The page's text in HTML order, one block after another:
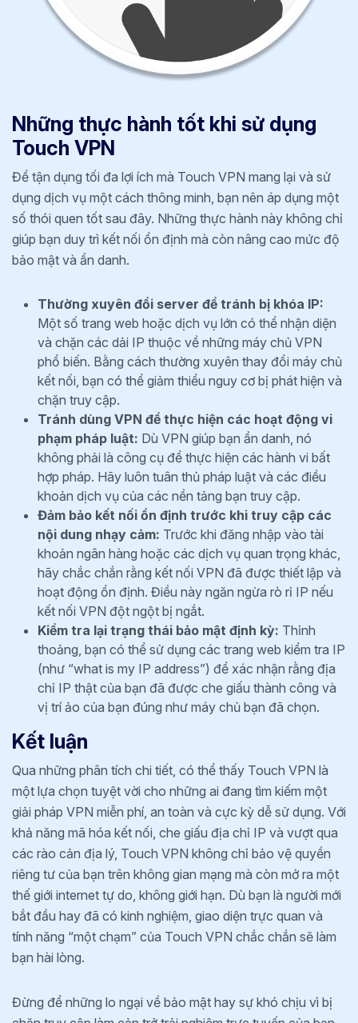
Những thực hành tốt khi sử dụng
Touch VPN
Để tận dụng tối đa lợi ích mà Touch VPN mang lại và sử
dụng dịch vụ một cách thông minh, bạn nên áp dụng một
số thói quen tốt sau đây. Những thực hành này không chỉ
giúp bạn duy trì kết nối ổn định mà còn nâng cao mức độ
bảo mật và ẩn danh.
Thường xuyên đổi server để tránh bị khóa IP:
Một số trang web hoặc dịch vụ lớn có thể nhận diện
và chặn các dải IP thuộc về những máy chủ VPN
phổ biến. Bằng cách thường xuyên thay đổi máy chủ
kết nối, bạn có thể giảm thiểu nguy cơ bị phát hiện và
chặn truy cập.
Tránh dùng VPN để thực hiện các hoạt động vi
phạm pháp luật: Dù VPN giúp bạn ẩn danh, nó
không phải là công cụ để thực hiện các hành vi bất
hợp pháp. Hãy luôn tuân thủ pháp luật và các điều
khoản dịch vụ của các nền tảng bạn truy cập.
Đảm bảo kết nối ổn định trước khi truy cập các
nội dung nhạy cảm: Trước khi đăng nhập vào tài
khoản ngân hàng hoặc các dịch vụ quan trọng khác,
hãy chắc chắn rằng kết nối VPN đã được thiết lập và
hoạt động ổn định. Điều này ngăn ngừa rò rỉ IP nếu
kết nối VPN đột ngột bị ngắt.
Kiểm tra lại trạng thái bảo mật định kỳ: Thỉnh
thoảng, bạn có thể sử dụng các trang web kiểm tra IP
(như “what is my IP address”) để xác nhận rằng địa
chỉ IP thật của bạn đã được che giấu thành công và
vị trí ảo của bạn đúng như máy chủ bạn đã chọn.
Kết luận
Qua những phân tích chi tiết, có thể thấy Touch VPN là
một lựa chọn tuyệt vời cho những ai đang tìm kiếm một
giải pháp VPN miễn phí, an toàn và cực kỳ dễ sử dụng. Với
khả năng mã hóa kết nối, che giấu địa chỉ IP và vượt qua
các rào cản địa lý, Touch VPN không chỉ bảo vệ quyền
riêng tư của bạn trên không gian mạng mà còn mở ra một
thế giới internet tự do, không giới hạn. Dù bạn là người mới
bắt đầu hay đã có kinh nghiệm, giao diện trực quan và
tính năng “một chạm” của Touch VPN chắc chắn sẽ làm
bạn hài lòng.
Đừng để những lo ngại về bảo mật hay sự khó chịu vì bị